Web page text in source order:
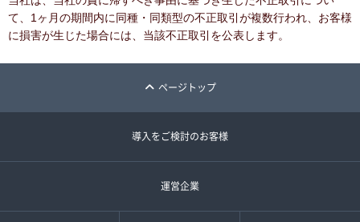
て、1ヶ月の期間内に同種・同類型の不正取引が複数行われ、お客様
に損害が生じた場合には、当該不正取引を公表します。
ページトップ
導入をご検討のお客様
運営企業